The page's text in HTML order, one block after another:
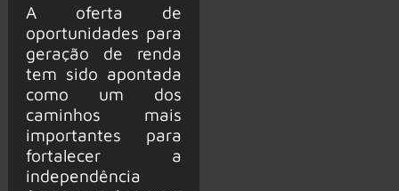
A oferta de
oportunidades para
geração de renda
tem sido apontada
como um dos
caminhos mais
importantes para
fortalecer a
independência